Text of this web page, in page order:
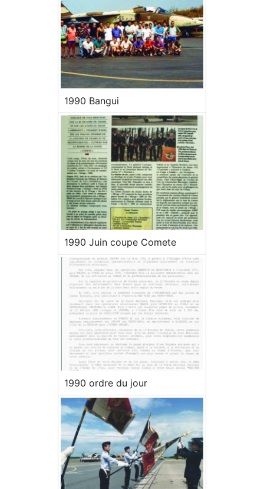
1990 Bangui
1990 Juin coupe Comete
1990 ordre du jour